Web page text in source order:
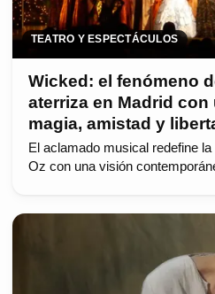
TEATRO Y ESPECTÁCULOS
Wicked: el fenómeno
aterriza en Madrid
magia, amistad y
El aclamado musical redefine
Oz con una visión